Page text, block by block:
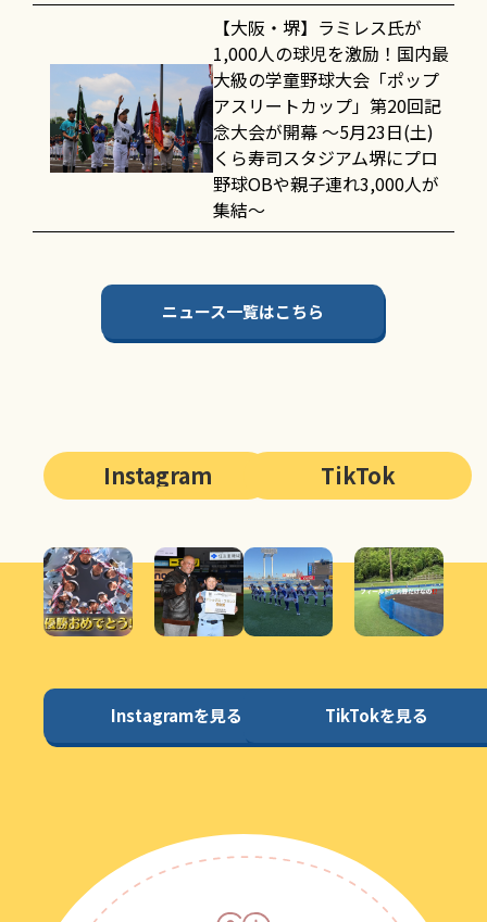
【大阪・堺】ラミレス氏が
1,000人の球児を激励！国内最
大級の学童野球大会「ポップ
アスリートカップ」第20回記
念大会が開幕 〜5月23日(土)
くら寿司スタジアム堺にプロ
野球OBや親子連れ3,000人が
集結〜
ニュース一覧はこちら
Instagram
Instagramを見る
TikTok
TikTokを見る